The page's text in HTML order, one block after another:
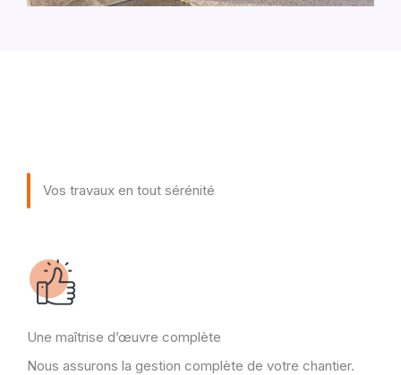
Vos travaux en tout sérénité
Une maîtrise d’œuvre complète
Nous assurons la gestion complète de votre chantier.